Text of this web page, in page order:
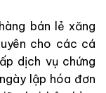
bán lẻ xăng
cho các cá
dịch vụ chứng
lập hóa đơn